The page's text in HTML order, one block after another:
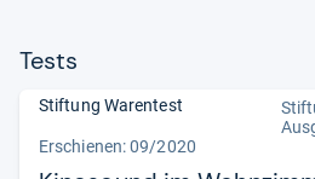
Tests
Stiftung Warentest
Erschienen: 09/2020